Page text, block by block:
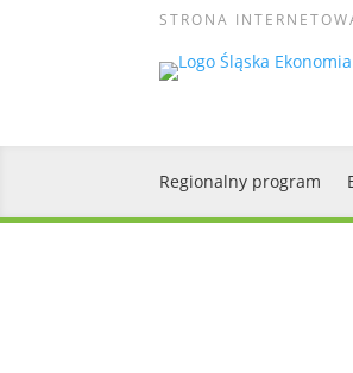
STRONA
Regionalny program